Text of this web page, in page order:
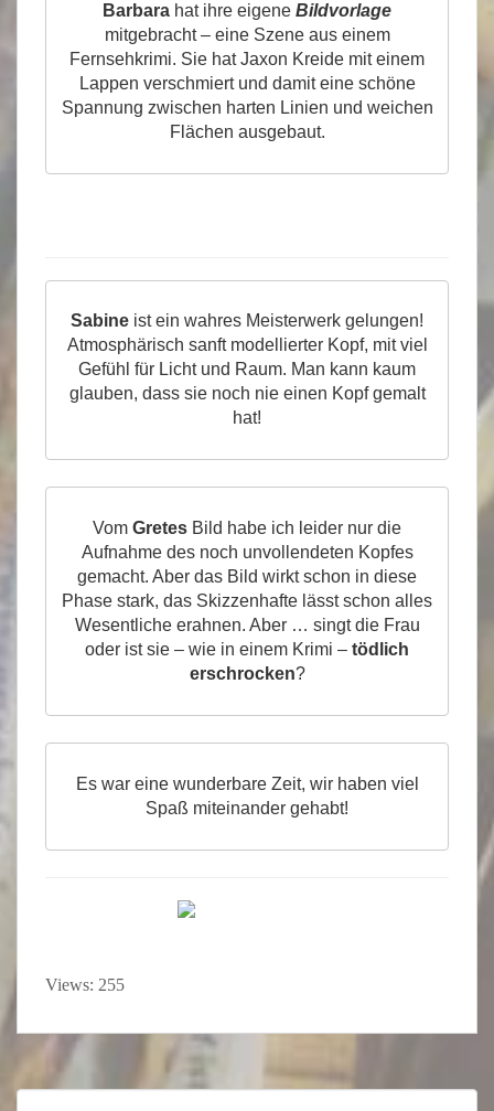
Barbara hat ihre eigene Bildvorlage
mitgebracht – eine Szene aus einem
Fernsehkrimi. Sie hat Jaxon Kreide mit einem
Lappen verschmiert und damit eine schöne
Spannung zwischen harten Linien und weichen
Flächen ausgebaut.
Sabine ist ein wahres Meisterwerk gelungen!
Atmosphärisch sanft modellierter Kopf, mit viel
Gefühl für Licht und Raum. Man kann kaum
glauben, dass sie noch nie einen Kopf gemalt
hat!
Vom Gretes Bild habe ich leider nur die
Aufnahme des noch unvollendeten Kopfes
gemacht. Aber das Bild wirkt schon in diese
Phase stark, das Skizzenhafte lässt schon alles
Wesentliche erahnen. Aber … singt die Frau
oder ist sie – wie in einem Krimi – tödlich
erschrocken?
Es war eine wunderbare Zeit, wir haben viel
Spaß miteinander gehabt!
Views: 255